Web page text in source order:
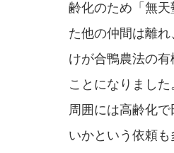
齢化のため「無
た他の仲間は離
けが合鴨農法の
ことになりました
周囲には高齢化
いかという依頼